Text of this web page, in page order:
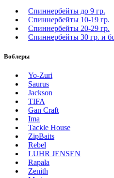
Спиннербейты до 9 гр.
Спиннербейты 10-19 гр.
Спиннербейты 20-29 гр.
Спиннербeйты 30 гр. и
Воблеры
Yo-Zuri
Saurus
Jackson
TIFA
Gan Craft
Ima
Tackle House
ZipBaits
Rebel
LUHR JENSEN
Rapala
Zenith